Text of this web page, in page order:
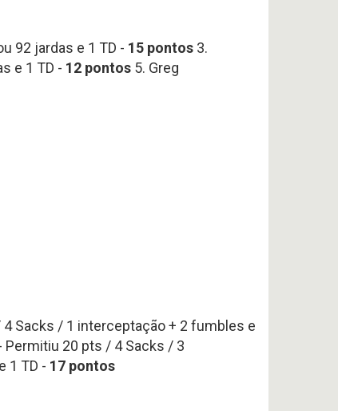
92 jardas e 1 TD - 15 pontos 3.
e 1 TD - 12 pontos 5. Greg
Sacks / 1 interceptação + 2 fumbles e
Permitiu 20 pts / 4 Sacks / 3
1 TD - 17 pontos